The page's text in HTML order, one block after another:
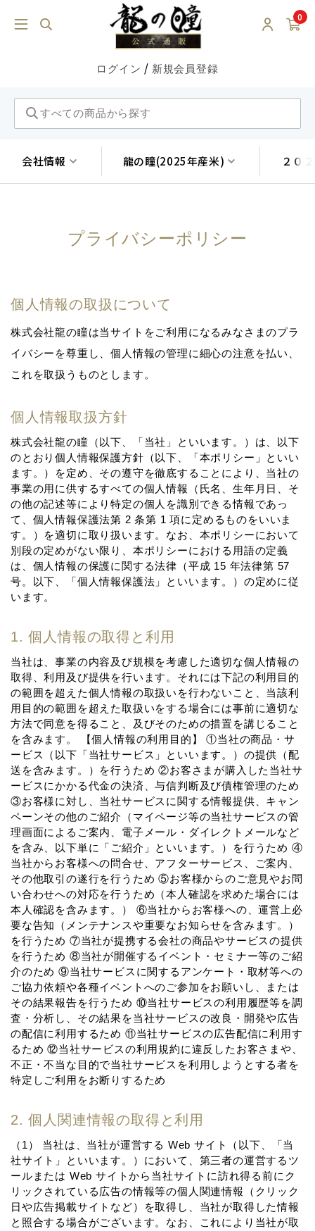
0
ログイン / 新規会員登録
会社情報 龍の瞳(2025年産米) ２０
プライバシーポリシー
個人情報の取扱について
株式会社龍の瞳は当サイトをご利用になるみなさまのプラ
イバシーを尊重し、個人情報の管理に細心の注意を払い、
これを取扱うものとします。
個人情報取扱方針
株式会社龍の瞳（以下、「当社」といいます。）は、以下
のとおり個⼈情報保護⽅針（以下、「本ポリシー」といい
ます。）を定め、その遵守を徹底することにより、当社の
事業の⽤に供するすべての個⼈情報（⽒名、⽣年⽉⽇、そ
の他の記述等により特定の個⼈を識別できる情報であっ
て、個⼈情報保護法第 2 条第 1 項に定めるものをいいま
す。）を適切に取り扱います。なお、本ポリシーにおいて
別段の定めがない限り、本ポリシーにおける⽤語の定義
は、個⼈情報の保護に関する法律（平成 15 年法律第 57
号。以下、「個⼈情報保護法」といいます。）の定めに従
います。
1. 個⼈情報の取得と利⽤
当社は、事業の内容及び規模を考慮した適切な個⼈情報の
取得、利⽤及び提供を⾏います。それには下記の利⽤⽬的
の範囲を超えた個⼈情報の取扱いを⾏わないこと、当該利
⽤⽬的の範囲を超えた取扱いをする場合には事前に適切な
⽅法で同意を得ること、及びそのための措置を講じること
を含みます。 【個⼈情報の利⽤⽬的】 ①当社の商品・サ
ービス（以下「当社サービス」といいます。）の提供（配
送を含みます。）を⾏うため ②お客さまが購⼊した当社サ
ービスにかかる代⾦の決済、与信判断及び債権管理のため
③お客様に対し、当社サービスに関する情報提供、キャン
ペーンその他のご紹介（マイページ等の当社サービスの管
理画⾯によるご案内、電⼦メール・ダイレクトメールなど
を含み、以下単に「ご紹介」といいます。）を⾏うため ④
当社からお客様への問合せ、アフターサービス、ご案内、
その他取引の遂⾏を⾏うため ⑤お客様からのご意⾒やお問
い合わせへの対応を⾏うため（本⼈確認を求めた場合には
本⼈確認を含みます。） ⑥当社からお客様への、運営上必
要な告知（メンテナンスや重要なお知らせを含みます。）
を⾏うため ⑦当社が提携する会社の商品やサービスの提供
を⾏うため ⑧当社が開催するイベント・セミナー等のご紹
介のため ⑨当社サービスに関するアンケート・取材等への
ご協⼒依頼や各種イベントへのご参加をお願いし、または
その結果報告を⾏うため ⑩当社サービスの利⽤履歴等を調
査・分析し、その結果を当社サービスの改良・開発や広告
の配信に利⽤するため ⑪当社サービスの広告配信に利⽤す
るため ⑫当社サービスの利⽤規約に違反したお客さまや、
不正・不当な⽬的で当社サービスを利⽤しようとする者を
特定しご利⽤をお断りするため
2. 個⼈関連情報の取得と利⽤
（1） 当社は、当社が運営する Web サイト（以下、「当
社サイト」といいます。）において、第三者の運営するツ
ールまたは Web サイトから当社サイトに訪れ得る前にク
リックされている広告の情報等の個⼈関連情報（クリック
⽇や広告掲載サイトなど）を取得し、当社が取得した情報
と照合する場合がございます。なお、これにより当社が取